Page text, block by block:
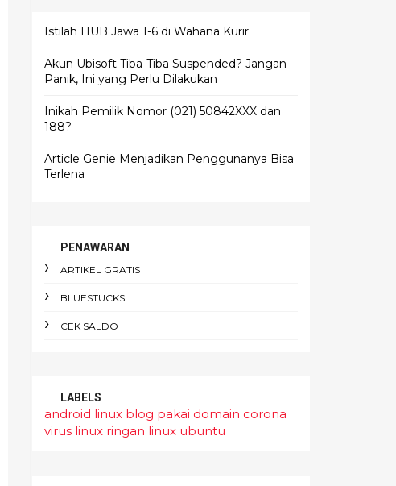
Istilah HUB Jawa 1-6 di Wahana Kurir
Akun Ubisoft Tiba-Tiba Suspended? Jangan
Panik, Ini yang Perlu Dilakukan
Inikah Pemilik Nomor (021) 50842XXX dan
188?
Article Genie Menjadikan Penggunanya Bisa
Terlena
PENAWARAN
ARTIKEL GRATIS
BLUESTUCKS
CEK SALDO
LABELS
android linux blog pakai domain corona
virus linux ringan linux ubuntu